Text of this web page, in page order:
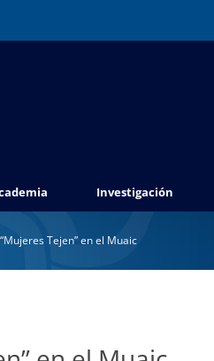
Investigación
Tejen” en el Muaic